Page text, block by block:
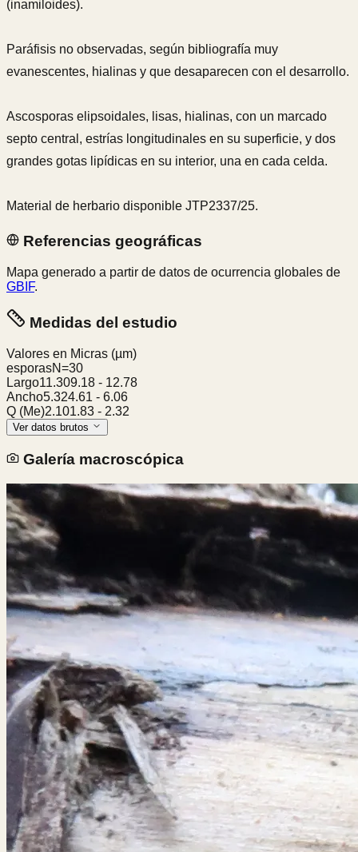
(inamiloides).
Paráfisis no observadas, según bibliografía muy
evanescentes, hialinas y que desaparecen con el desarrollo.
Ascosporas elipsoidales, lisas, hialinas, con un marcado
septo central, estrías longitudinales en su superficie, y dos
grandes gotas lipídicas en su interior, una en cada celda.
Material de herbario disponible JTP2337/25.
Referencias geográficas
Mapa generado a partir de datos de ocurrencia globales de
GBIF.
Medidas del estudio
Valores en Micras (µm)
esporasN=30
Largo11.309.18 - 12.78
Ancho5.324.61 - 6.06
Q (Me)2.101.83 - 2.32
Ver datos brutos
Galería macroscópica